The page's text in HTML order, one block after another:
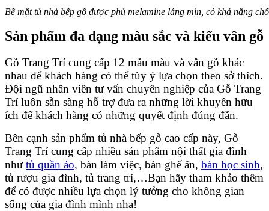
Bề mặt tủ nhà bếp gỗ được phủ melamine láng mịn, có khả năng
Sản phẩm đa dạng màu sắc và kiểu vân gỗ
Gỗ Trang Trí cung cấp 12 mẫu màu và vân gỗ khác
nhau để khách hàng có thể tùy ý lựa chọn theo sở thích.
Đội ngũ nhân viên tư vấn chuyên nghiệp của Gỗ Trang
Trí luôn sẵn sàng hỗ trợ đưa ra những lời khuyên hữu
ích để khách hàng có những quyết định đúng đắn.
Bên cạnh sản phẩm tủ nhà bếp gỗ cao cấp này, Gỗ
Trang Trí cung cấp nhiều sản phẩm nội thất gia đình
nhưtủ quần áo, bàn làm việc, bàn ghế ăn, bàn học sinh,
tủ rượu gia đình, tủ trang trí,…Bạn hãy tham khảo thêm
để có được nhiều lựa chọn lý tưởng cho không gian
sống của gia đình mình nha!